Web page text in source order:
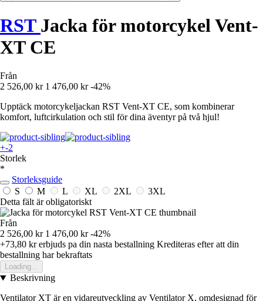
RST Jacka för motorcykel Vent-
XT CE
Från
2 526,00 kr 1 476,00 kr -42%
Upptäck motorcykeljackan RST Vent-XT CE, som kombinerar
komfort, luftcirkulation och stil för dina äventyr på två hjul!
+-2
Storlek
*
Storleksguide
S
M L XL 2XL
3XL
Detta fält är obligatoriskt
Från
2 526,00 kr 1 476,00 kr -42%
+73,80 krerbjuds pa din nasta bestallning Krediteras efter att din
bestallning har bekraftats
Loading...
Beskrivning
Ventilator XT är en vidareutveckling av Ventilator X, omdesignad för